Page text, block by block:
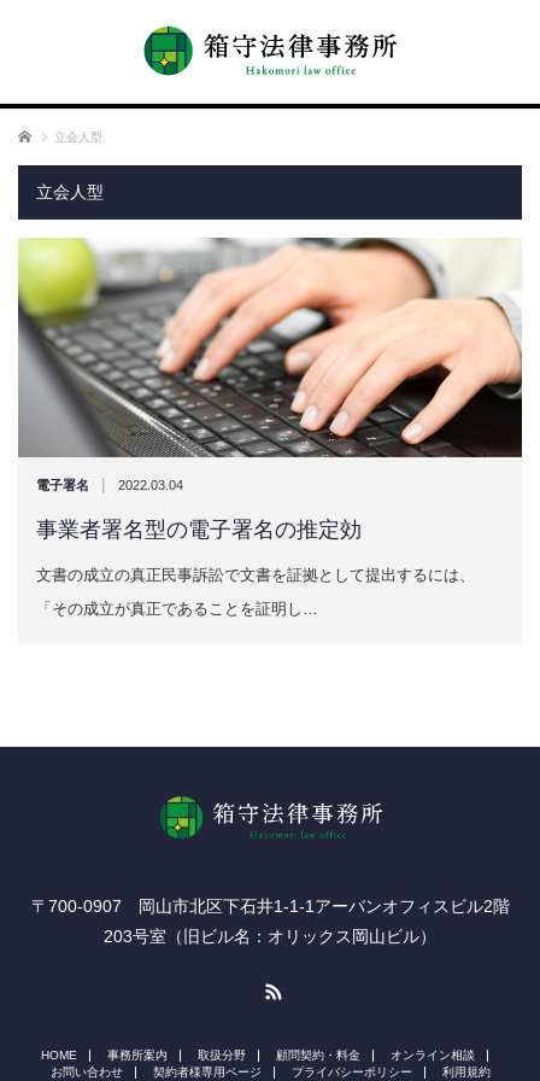
ホーム 立会人型
立会人型
電子署名 | 2022.03.04
事業者署名型の電子署名の推定効
文書の成立の真正民事訴訟で文書を証拠として提出するには、
「その成立が真正であることを証明し…
〒700-0907 岡山市北区下石井1-1-1アーバンオフィスビル2階
203号室（旧ビル名：オリックス岡山ビル）
HOME 事務所案内 取扱分野 顧問契約・料金
オンライン相談
お問い合わせ
契約者様専用ページ プライバシーポリシー 利用規約